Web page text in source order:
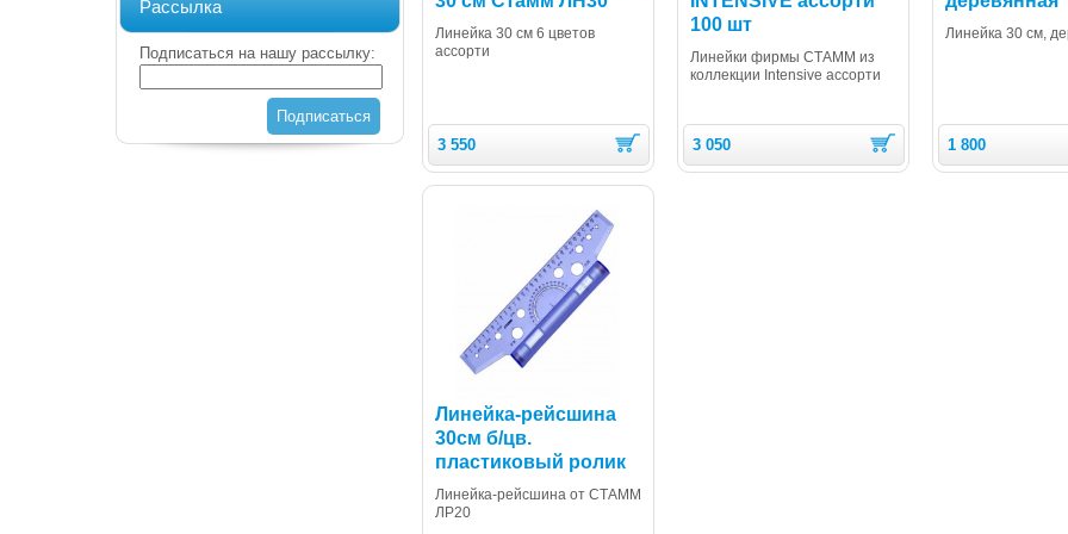
Рассылка
Подписаться на нашу рассылку:
Подписаться
Линейка 30 см 6 цветов
ассорти
3 550
100 шт
Линейки фирмы СТАММ из
коллекции Intensive ассорти
3 050
Линейка 30 см,
1 800
Линейка-рейсшина
30см б/цв.
пластиковый ролик
Линейка-рейсшина от СТАММ
ЛР20